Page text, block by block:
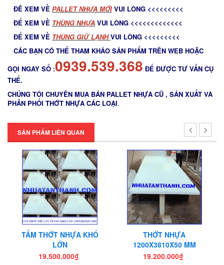
ĐÊ XEM VỀ PALLET NHỰA MỚI VUI LÒNG <<<<<<<<<
ĐỂ XEM VỀ THÙNG NHỰA VUI LÒNG <<<<<<<<<<<<<
ĐỂ XEM VỀ THÙNG GIỮ LẠNH VUI LÒNG <<<<<<<<<
CÁC BẠN CÓ THỂ THAM KHẢO SẢN PHẨM TRÊN WEB HOẶC
GỌI NGAY SỐ :0939.539.368 ĐỂ ĐƯỢC TƯ VẤN CỤ
THỂ.
CHÚNG TÔI CHUYÊN MUA BÁN PALLET NHỰA CŨ , SẢN XUẤT VÀ
PHÂN PHỐI THỚT NHỰA CÁC LOẠI.
SẢN PHẨM LIÊN QUAN
THỚT NHỰA
1200X3810X50 MM
19.200.000₫
THỚT NHỰA
1200X2000X100 MM
19.200.000₫